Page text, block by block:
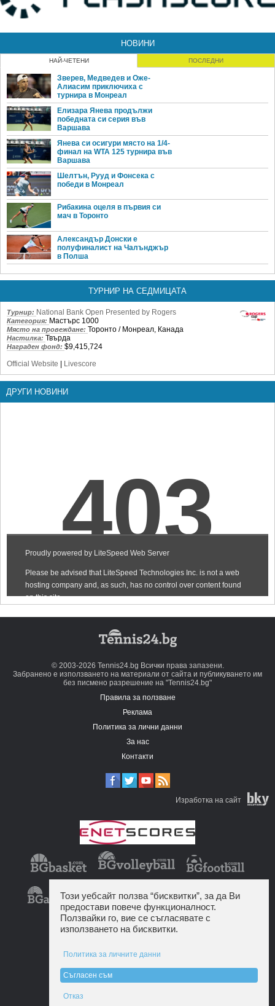
НОВИНИ
НАЙ-ЧЕТЕНИ ПОСЛЕДНИ
Зверев, Медведев и Оже-
Алиасим приключиха с
турнира в Монреал
Елизара Янева продължи
победната си серия във
Варшава
Янева си осигури място на 1/4-
финал на WTA 125 турнира във
Варшава
Шелтън, Рууд и Фонсека с
победи в Монреал
Рибакина оцеля в първия си
мач в Торонто
Александър Донски е
полуфиналист на Чалънджър
в Полша
ТУРНИР НА СЕДМИЦАТА
Турнир: National Bank Open Presented by Rogers
Категория: Мастърс 1000
Място на провеждане: Торонто / Монреал, Канада
Настилка: Твърда
Награден фонд: $9,415,724
Official Website | Livescore
ДРУГИ НОВИНИ
© 2003-2026 Tennis24.bg Всички права запазени.
Забранено е използването на материали от сайта и публикуването им
без писмено разрешение на "Tennis24.bg"
Правила за ползване
Реклама
Политика за лични данни
За нас
Контакти
Изработка на сайт
Този уебсайт ползва “бисквитки”, за да Ви
предостави повече функционалност.
Ползвайки го, вие се съгласявате с
използването на бисквитки.
Политика за личните данни
Съгласен съм
Отказ